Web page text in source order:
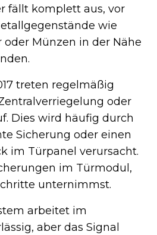
fällt komplett aus, vor
wie
oder Münzen in der Nähe
treten regelmäßig
oder
Dies wird häufig durch
Sicherung oder einen
im Türpanel verursacht.
im Türmodul,
unternimmst.
arbeitet im
aber das Signal